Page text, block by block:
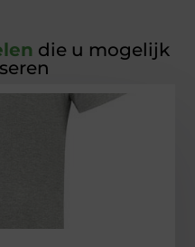
die u mogelijk